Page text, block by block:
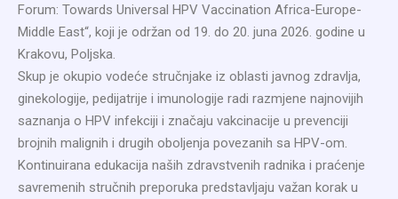
Forum: Towards Universal HPV Vaccination Africa-Europe-
Middle East“, koji je održan od 19. do 20. juna 2026. godine u
Krakovu, Poljska.
Skup je okupio vodeće stručnjake iz oblasti javnog zdravlja,
ginekologije, pedijatrije i imunologije radi razmjene najnovijih
saznanja o HPV infekciji i značaju vakcinacije u prevenciji
brojnih malignih i drugih oboljenja povezanih sa HPV-om.
Kontinuirana edukacija naših zdravstvenih radnika i praćenje
savremenih stručnih preporuka predstavljaju važan korak u